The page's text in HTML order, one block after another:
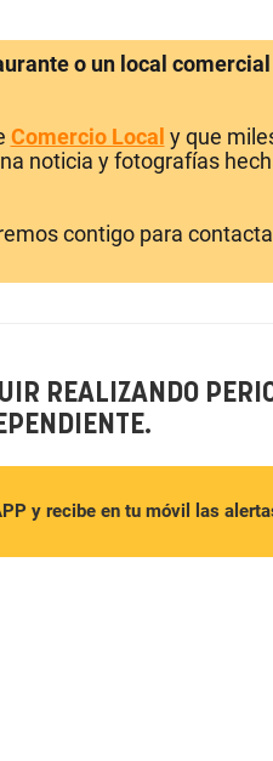
o un local
Comercio Local y que
noticia y fotografías
contigo para
REALIZANDO
y recibe en tu móvil las